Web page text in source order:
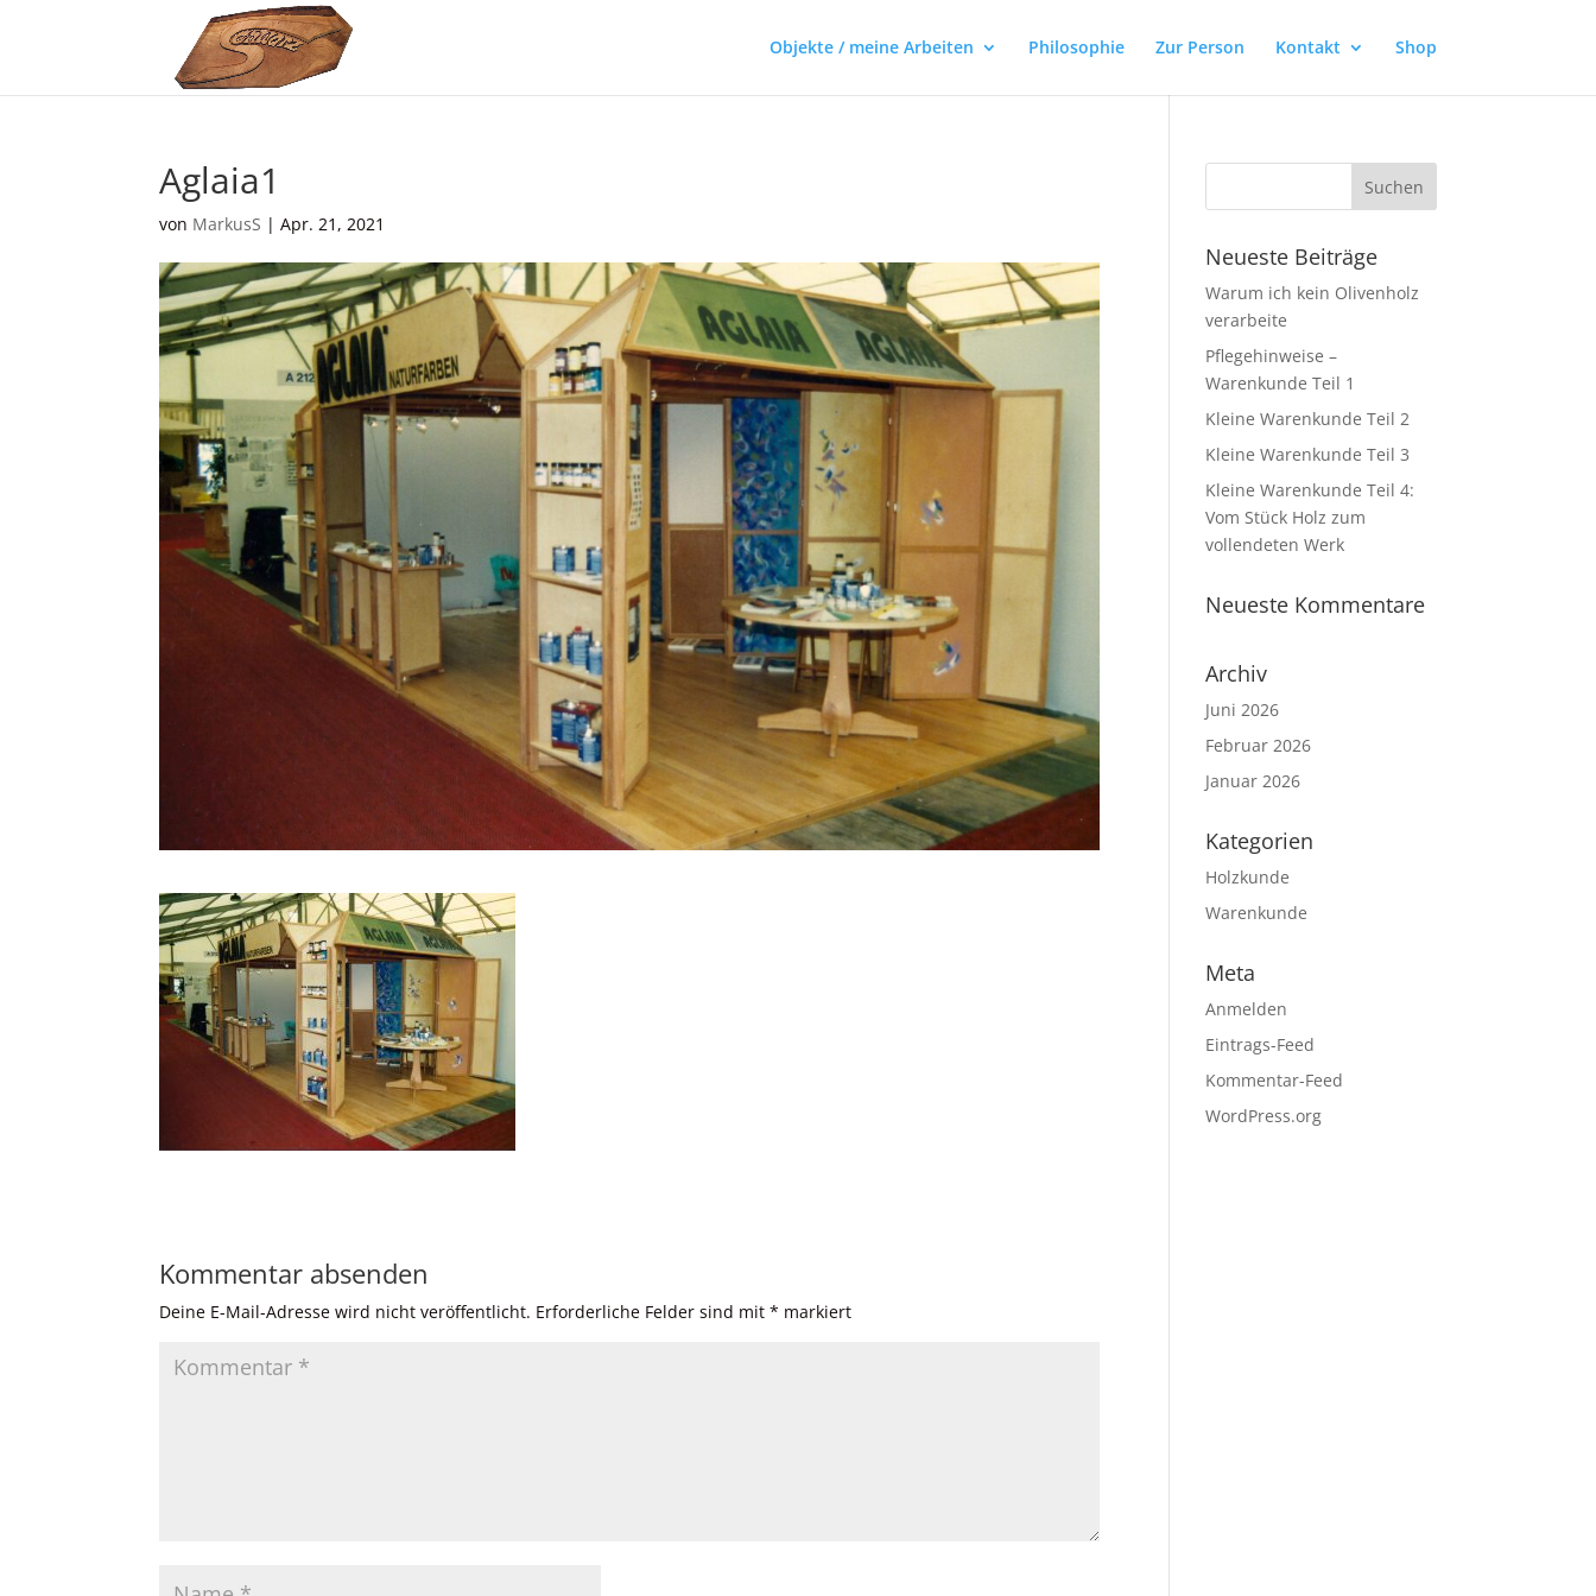
Objekte / meine Arbeiten Philosophie Zur Person Kontakt Shop
Aglaia1
von MarkusS |Apr. 21, 2021
Kommentar absenden
Deine E-Mail-Adresse wird nicht veröffentlicht. Erforderliche Felder sind mit* markiert
Neueste Beiträge
Warum ich kein Olivenholz
verarbeite
Pflegehinweise –
Warenkunde Teil 1
Kleine Warenkunde Teil 2
Kleine Warenkunde Teil 3
Kleine Warenkunde Teil 4:
Vom Stück Holz zum
vollendeten Werk
Neueste Kommentare
Archiv
Juni 2026
Februar 2026
Januar 2026
Kategorien
Holzkunde
Warenkunde
Meta
Anmelden
Eintrags-Feed
Kommentar-Feed
WordPress.org